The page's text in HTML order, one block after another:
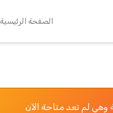
الصفحة الرئيسية
وهي لم تعد متاحة الآن